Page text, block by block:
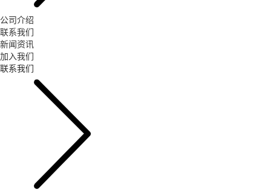
公司介绍
联系我们
新闻资讯
加入我们
联系我们